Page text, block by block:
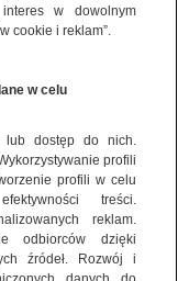
w dowolnym
cookie i reklam”.
w celu
lub dostęp do nich.
profili
profili w celu
treści.
reklam.
odbiorców dzięki
źródeł. Rozwój i